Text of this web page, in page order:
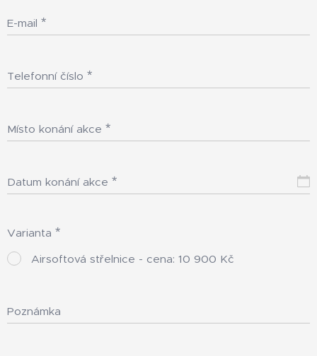
E-mail
Telefonní číslo
Místo konání akce
Datum konání akce
Varianta
Airsoftová střelnice - cena: 10 900 Kč
Poznámka